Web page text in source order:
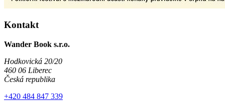
Kontakt
Wander Book s.r.o.
Hodkovická 20/20
460 06 Liberec
Česká republika
+420 484 847 339